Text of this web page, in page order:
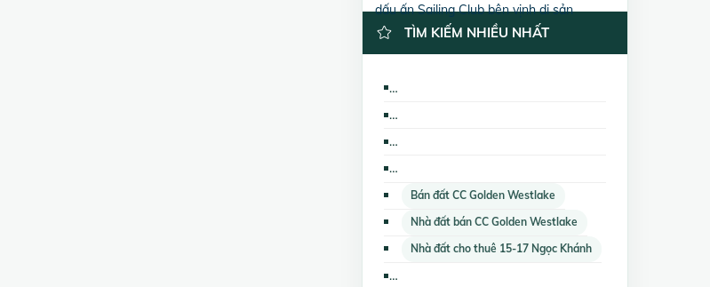
dấu ấn Sailing Club bên vịnh di sản
TÌM KIẾM NHIỀU NHẤT
Bán đất CC Golden Westlake
Nhà đất bán CC Golden Westlake
Nhà đất cho thuê 15-17 Ngọc Khánh